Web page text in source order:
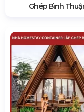
Ghép Bình